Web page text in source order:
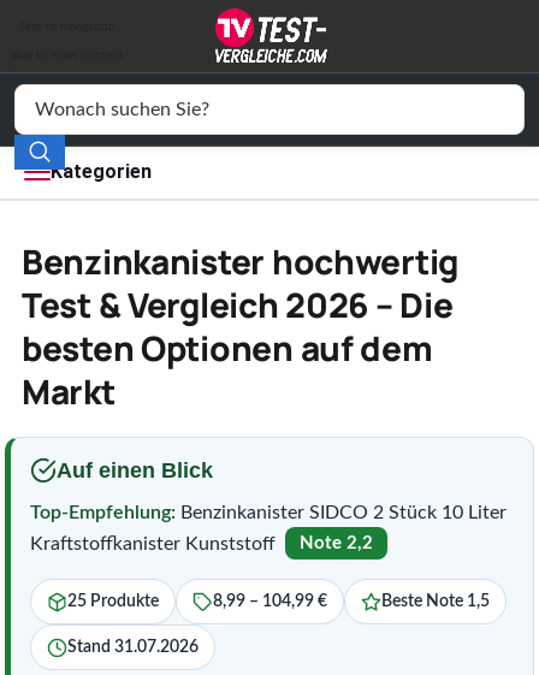
Kategorien
Elektronik
Freizeit
Wohnen
Service
Vergleichssiegel
Benzinkanister hochwertig
Test & Vergleich 2026 – Die
besten Optionen auf dem
Markt
Auf einen Blick
Top-Empfehlung: Benzinkanister SIDCO 2 Stück 10 Liter
Kraftstoffkanister Kunststoff
Note 2,2
25 Produkte 8,99 – 104,99 € Beste Note 1,5
Stand 31.07.2026